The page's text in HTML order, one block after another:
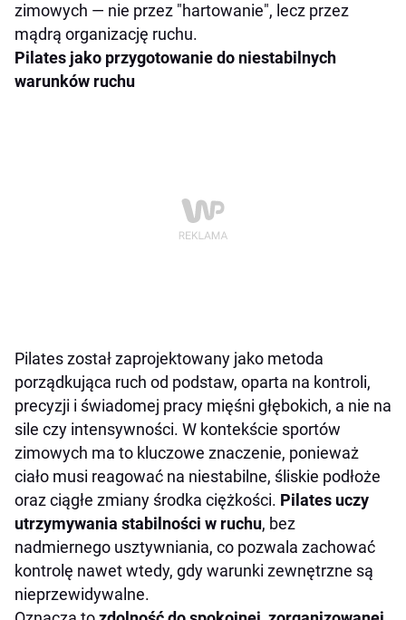
zimowych — nie przez "hartowanie", lecz przez
mądrą organizację ruchu.
Pilates jako przygotowanie do niestabilnych
warunków ruchu
Pilates został zaprojektowany jako metoda
porządkująca ruch od podstaw, oparta na kontroli,
precyzji i świadomej pracy mięśni głębokich, a nie na
sile czy intensywności. W kontekście sportów
zimowych ma to kluczowe znaczenie, ponieważ
ciało musi reagować na niestabilne, śliskie podłoże
oraz ciągłe zmiany środka ciężkości. Pilates uczy
utrzymywania stabilności w ruchu, bez
nadmiernego usztywniania, co pozwala zachować
kontrolę nawet wtedy, gdy warunki zewnętrzne są
nieprzewidywalne.